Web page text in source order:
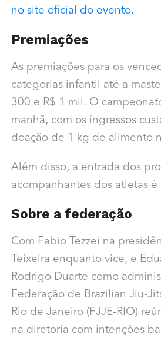
no site oficial do evento.
Premiações
As premiações para os
categorias infantil até a
300 e R$ 1 mil. O
manhã, com os ingressos
doação de 1 kg de alimento
Além disso, a entrada dos
acompanhantes dos atletas é
Sobre a federação
Com Fabio Tezzei na
Teixeira enquanto vice, e
Rodrigo Duarte como
Federação de Brazilian Jiu-
Rio de Janeiro (FJJE-RIO)
na diretoria com intenções